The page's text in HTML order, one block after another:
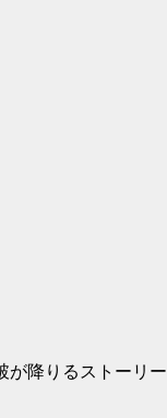
が降りるストーリー